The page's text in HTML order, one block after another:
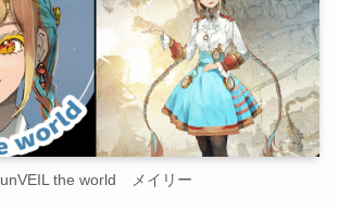
unVEIL the world メイリー